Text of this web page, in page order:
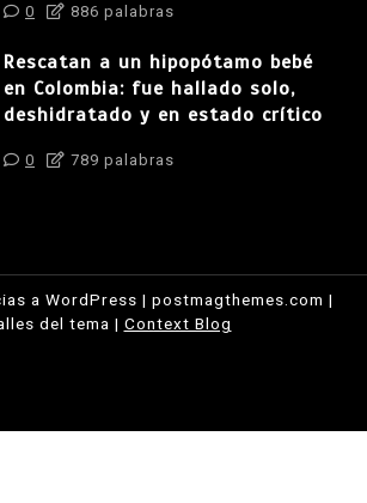
0 886 palabras
Rescatan a un hipopótamo bebé
en Colombia: fue hallado solo,
deshidratado y en estado crítico
0 789 palabras
a WordPress | postmagthemes.com |
del tema | Context Blog